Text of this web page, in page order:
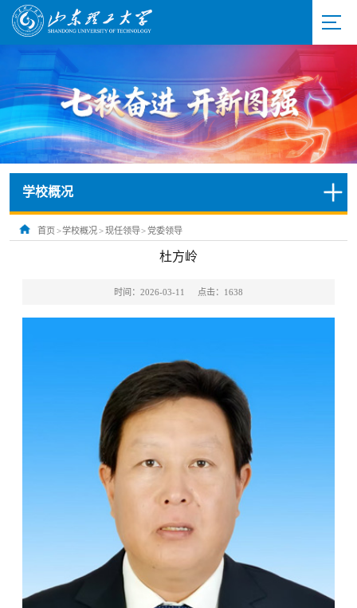
学校概况
首页>学校概况>现任领导>党委领导
杜方岭
时间：2026-03-11 点击： 1638